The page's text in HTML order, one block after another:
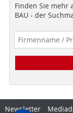
Finden Sie mehr
BAU - der
Newsletter